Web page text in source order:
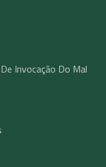
Invocação Do Mal